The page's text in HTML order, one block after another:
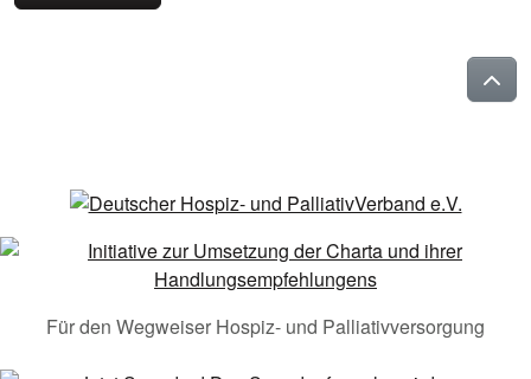
Für den Wegweiser Hospiz- und Palliativversorgung